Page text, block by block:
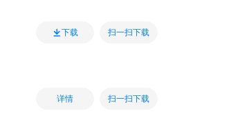
下载 扫一扫下载
详情 扫一扫下载